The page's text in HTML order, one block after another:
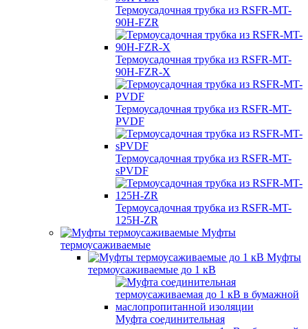
Термоусадочная трубка из RSFR-MT-
90H-FZR
Термоусадочная трубка из RSFR-MT-
90H-FZR-X
Термоусадочная трубка из RSFR-MT-
PVDF
Термоусадочная трубка из RSFR-MT-
sPVDF
Термоусадочная трубка из RSFR-MT-
125H-ZR
Муфты
термоусаживаемые
Муфты
термоусаживаемые до 1 кВ
Муфта соединительная